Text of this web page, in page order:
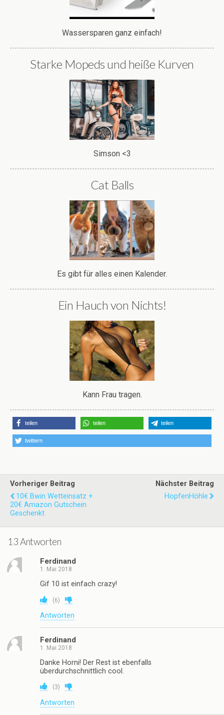
Wassersparen ganz einfach!
Starke Mopeds und heiße Kurven
Simson <3
Cat Balls
Es gibt für alles einen Kalender.
Ein Hauch von Nichts!
Kann Frau tragen.
teilen teilen teilen
twittern
Vorheriger Beitrag
10€ Bwin Wetteinsatz +
20€ Amazon Gutschein
Geschenkt
Nächster Beitrag
HopfenHöhle
13 Antworten
Ferdinand
1. Mai 2018
Gif 10 ist einfach crazy!
(6)
Antworten
Ferdinand
1. Mai 2018
Danke Horni! Der Rest ist ebenfalls
überdurchschnittlich cool.
(3)
Antworten